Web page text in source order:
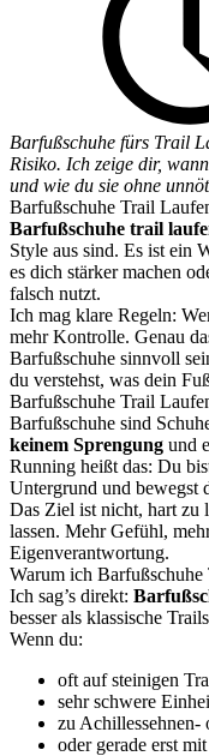
Barfußschuhe fürs Trail
Risiko. Ich zeige dir,
und wie du sie ohne
Barfußschuhe Trail
Barfußschuhe trail
Style aus sind. Es ist ein
es dich stärker machen
falsch nutzt.
Ich mag klare Regeln:
mehr Kontrolle. Genau
Barfußschuhe sinnvoll
du verstehst, was dein
Barfußschuhe Trail
Barfußschuhe sind
keinem Sprengung und
Running heißt das: Du
Untergrund und bewegst
Das Ziel ist nicht, hart zu
lassen. Mehr Gefühl,
Eigenverantwortung.
Warum ich
Ich sag’s direkt:
besser als klassische
Wenn du:
oft auf steinigen
sehr schwere
zu Achillessehnen-
oder gerade erst